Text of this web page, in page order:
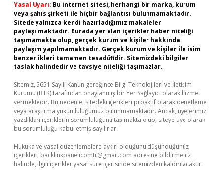
Yasal Uyarı: Bu internet sitesi, herhangi bir marka, kurum
veya şahıs şirketi ile hiçbir bağlantısı bulunmamaktadır.
Sitede yalnızca kendi hazırladığımız makaleler
paylaşılmaktadır. Burada yer alan içerikler haber niteliği
taşımamakta olup, gerçek kurum ve kişiler hakkında
paylaşım yapılmamaktadır. Gerçek kurum ve kişiler ile isim
benzerlikleri tamamen tesadüfidir. Sitemizdeki bilgiler
taslak halindedir ve tavsiye niteliği taşımazlar.
Sitemiz, 5651 Sayılı Kanun gereğince Bilgi Teknolojileri ve İletişim
Kurumu (BTK) tarafından onaylanmış bir Yer Sağlayıcı olarak hizmet
vermektedir. Bu nedenle, sitedeki içerikleri proaktif olarak denetleme
veya araştırma yükümlülüğümüz bulunmamaktadır. Ancak, üyelerimiz
yazdıkları içeriklerin sorumluluğunu taşımakta olup, siteye üye olarak
bu sorumluluğu kabul etmiş sayılırlar.
Hukuka ve yasal düzenlemelere aykırı olduğunu düşündüğünüz
içerikleri, backlinkpanelicomtr@gmail.com adresine bildirmeniz
halinde, ilgili içerikler yasal süre içerisinde sitemizden kaldırılacaktır.